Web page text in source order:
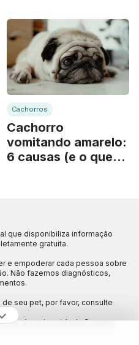
Cachorros
Cachorro
vomitando amarelo:
6 causas (e o que
que disponibiliza informação
gratuita.
e empoderar cada pessoa sobre
Não fazemos diagnósticos,
de seu pet, por favor, consulte
de privacidadeContato